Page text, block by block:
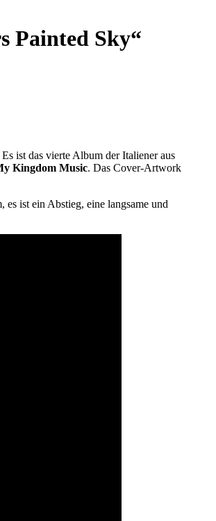
Painted Sky“
ist das vierte Album der Italiener aus
Kingdom Music. Das Cover-Artwork
es ist ein Abstieg, eine langsame und